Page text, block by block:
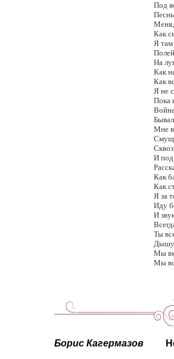
Под
Меня,
Как
Я там
На
Как
Как
Я не
Пока
Мне в
И
Как
Как
Я за
Иду
И
Ты
Дышу
Мы
Мы
Борис Кагермазов